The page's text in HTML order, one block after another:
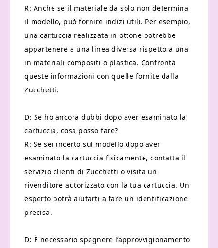
R: Anche se il materiale da solo non determina
il modello, può fornire indizi utili. Per esempio,
una cartuccia realizzata in ottone potrebbe
appartenere a una linea diversa rispetto a una
in materiali compositi o plastica. Confronta
queste informazioni con quelle fornite dalla
Zucchetti.
D: Se ho ancora dubbi dopo aver esaminato la
cartuccia, cosa posso fare?
R: Se sei incerto sul modello dopo aver
esaminato la cartuccia fisicamente, contatta il
servizio clienti di Zucchetti o visita un
rivenditore autorizzato con la tua cartuccia. Un
esperto potrà aiutarti a fare un identificazione
precisa.
D: È necessario spegnere l’approvvigionamento